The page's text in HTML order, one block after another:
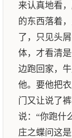
来认真地看
的东西落着
了，只见头
体，才看清
边跑回家，
他。要他把
门又让说了
说：“你跑什
庄之蝶问这